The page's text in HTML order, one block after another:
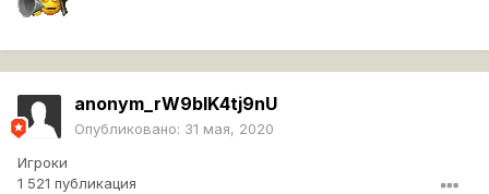
anonym_rW9bIK4tj9nU
Опубликовано: 31 мая, 2020
Игроки
1 521 публикация